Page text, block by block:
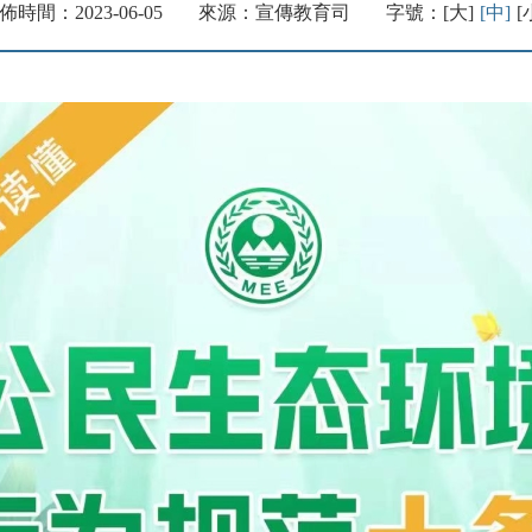
時間：2023-06-05 來源：宣傳教育司 字號： [大] [中] [